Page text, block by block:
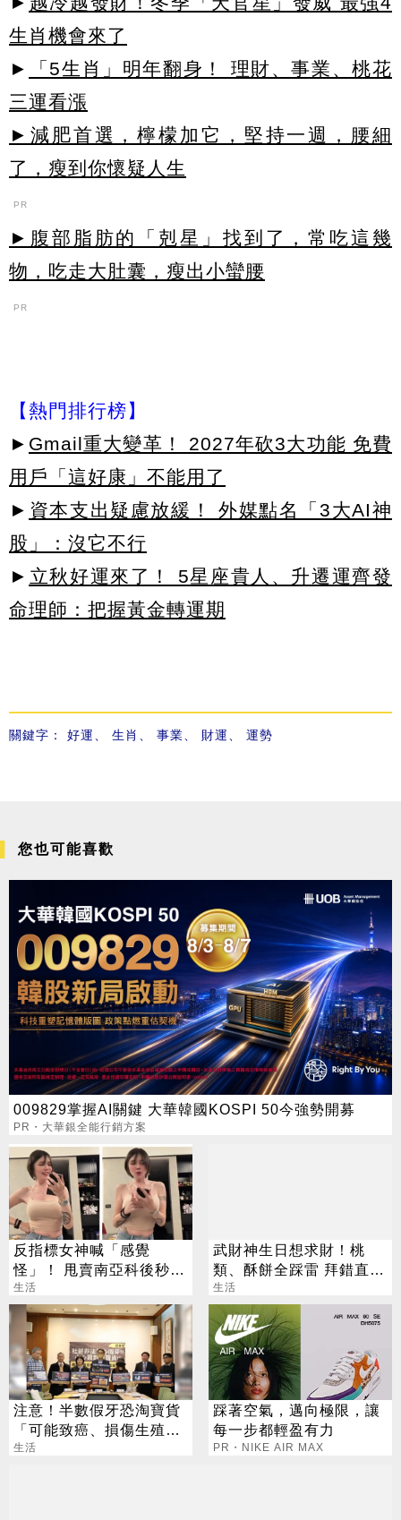
生肖機會來了
►
「5生肖」明年翻身！ 理財、事業、桃花
三運看漲
►減肥首選，檸檬加它，堅持一週，腰細
了，瘦到你懷疑人生
PR
►腹部脂肪的「剋星」找到了，常吃這幾
物，吃走大肚囊，瘦出小蠻腰
PR
【熱門排行榜】
► Gmail重大變革！ 2027年砍3大功能 免費
用戶「這好康」不能用了
► 資本支出疑慮放緩！ 外媒點名「3大AI神
股」：沒它不行
► 立秋好運來了！ 5星座貴人、升遷運齊發
命理師：把握黃金轉運期
關鍵字： 好運、 生肖 、 事業、 財運、 運勢
您也可能喜歡
009829掌握AI關鍵 大華韓國KOSPI 50今強勢開募
PR・大華銀全能行銷方案
反指標女神喊「感覺
怪」！ 甩賣南亞科後秒翻
紅 網笑：謝饒命
生活
武財神生日想求財！桃
類、酥餅全踩雷 拜錯直接
「輸」掉
生活
注意！半數假牙恐淘寶貨
「可能致癌、損傷生殖系
統」
生活
踩著空氣，邁向極限，讓
每一步都輕盈有力
PR・NIKE AIR MAX